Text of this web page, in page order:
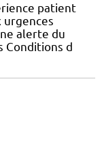
patient
urgences
alerte du
Conditions d